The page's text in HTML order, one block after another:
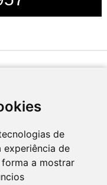
de
experiência de
a mostrar